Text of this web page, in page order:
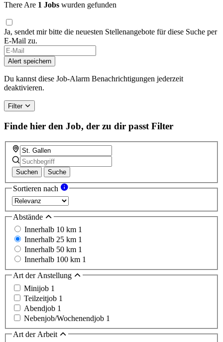
There Are 1 Jobs wurden gefunden
Ja, sendet mir bitte die neuesten Stellenangebote für diese Suche per
E-Mail zu.
If
you
are
a
human,
this
field
Alert speichern
Du kannst diese Job-Alarm Benachrichtigungen jederzeit
deaktivieren.
Filter
Finde hier den Job, der zu dir passt Filter
Suchen Suche
Sortieren nach
Abstände
Innerhalb 10 km 1
Innerhalb 25 km 1
Innerhalb 50 km 1
Innerhalb 100 km 1
Art der Anstellung
Minijob 1
Teilzeitjob 1
Abendjob 1
Nebenjob/Wochenendjob 1
Art der Arbeit